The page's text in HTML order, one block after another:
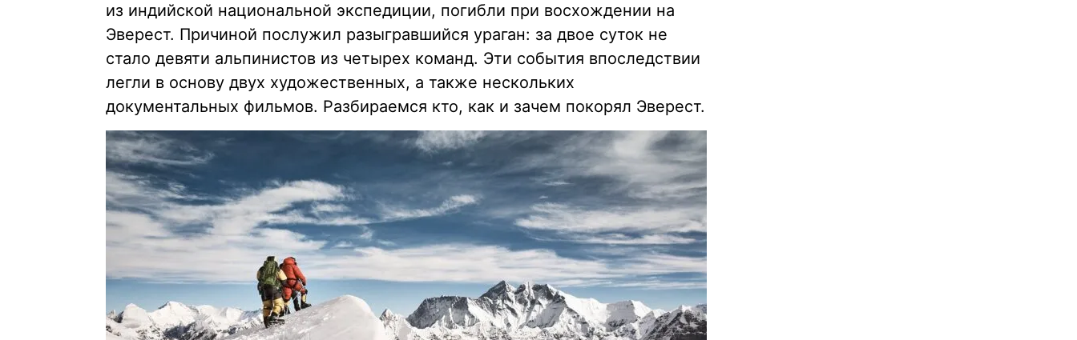
из индийской национальной экспедиции, погибли при восхождении на
Эверест. Причиной послужил разыгравшийся ураган: за двое суток не
стало девяти альпинистов из четырех команд. Эти события впоследствии
легли в основу двух художественных, а также нескольких
документальных фильмов. Разбираемся кто, как и зачем покорял Эверест.